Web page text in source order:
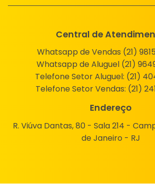
Central de
Whatsapp de Vendas (21)
Whatsapp de Aluguel (21)
Telefone Setor Aluguel: (21)
Telefone Setor Vendas: (21)
Endereço
R. Viúva Dantas, 80 - Sala 214 -
de Janeiro - RJ